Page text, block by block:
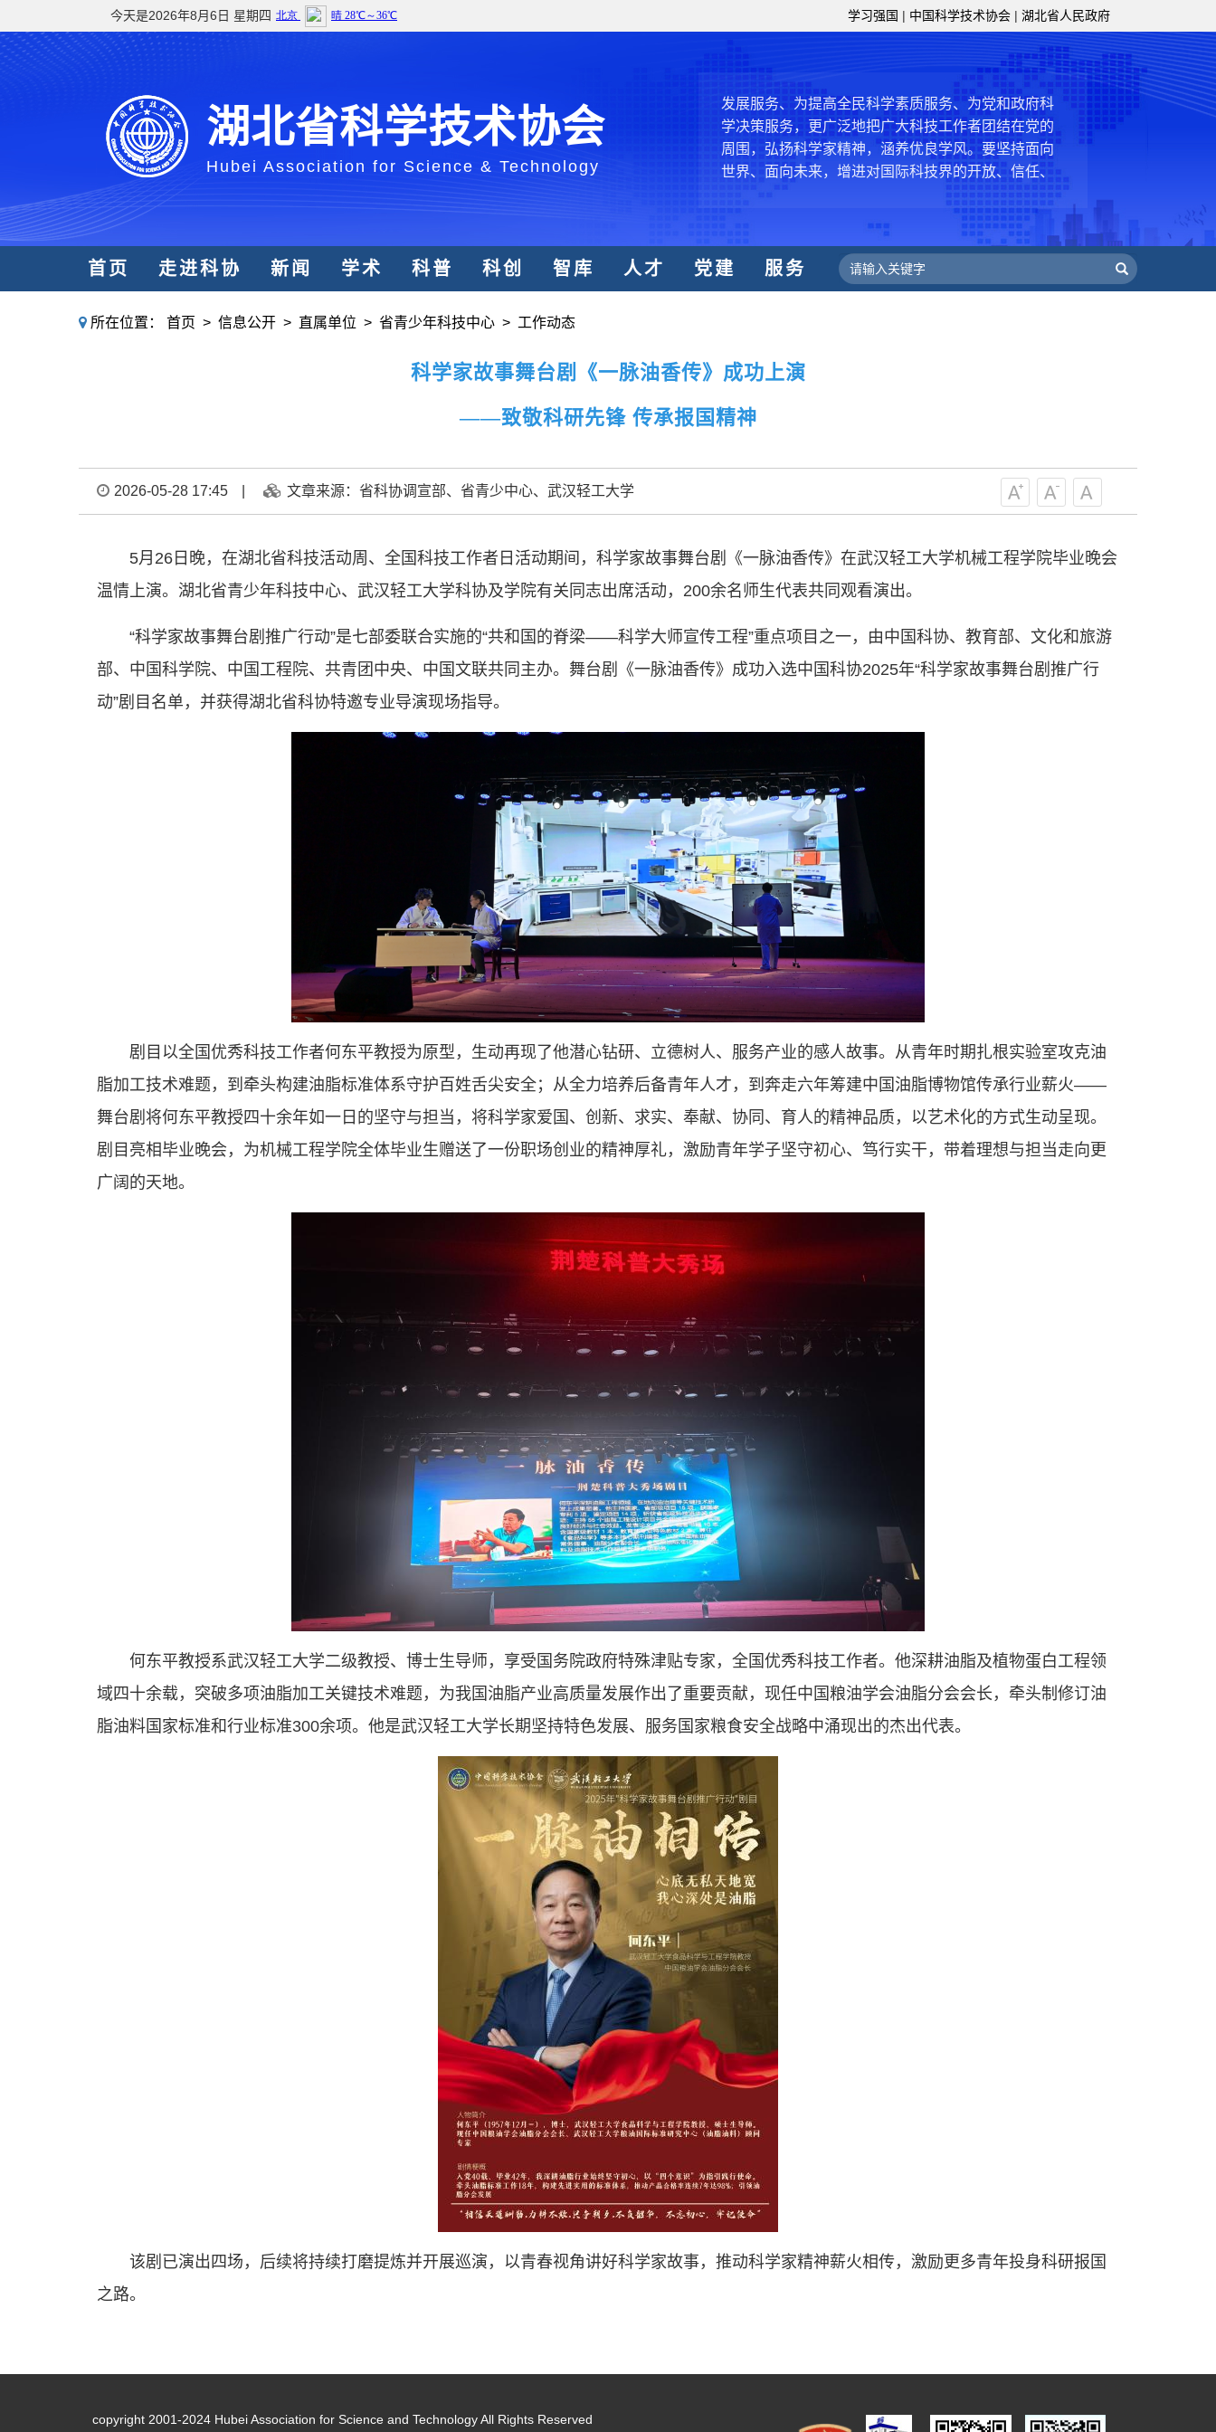
学习强国 | 中国科学技术协会 | 湖北省人民政府
今天是2026年8月6日 星期四
湖北省科学技术协会
Hubei Association for Science & Technology
中国科协要肩负起党和政府联系科技工作者桥梁
和纽带的职责，坚持为科技工作者服务、为创新驱动
发展服务、为提高全民科学素质服务、为党和政府科
学决策服务，更广泛地把广大科技工作者团结在党的
周围，弘扬科学家精神，涵养优良学风。要坚持面向
世界、面向未来，增进对国际科技界的开放、信任、
合作，为全面建设社会主义现代化国家、推动构建人
类命运共同体作出更大贡献。
——习近平 2021.5.28
中国科协各级组织要坚持为科技工作者服务、为
创新驱动发展服务、为提高全民科学素质服务、为党
创新争先行动，促进科技繁荣发展，促进科学普及和
人民团体，成为科技创新的重要力量。
中国科协要肩负起党和政府联系科技工作者桥梁
和纽带的职责，坚持为科技工作者服务、为创新驱动
学决策服务，更广泛地把广大科技工作者团结在党的
周围，弘扬科学家精神，涵养优良学风。要坚持面向
世界、面向未来，增进对国际科技界的开放、信任、
类命运共同体作出更大贡献。 ——习近平 2021.5.28
首页 走进科协 新闻 学术 科普 科创 智库 人才 党建 服务
所在位置： 首页 > 信息公开 > 直属单位 > 省青少年科技中心 > 工作动态
科学家故事舞台剧《一脉油香传》成功上演
——致敬科研先锋 传承报国精神
2026-05-28 17:45 文章来源：省科协调宣部、省青少中心、武汉轻工大学
5月26日晚，在湖北省科技活动周、全国科技工作者日活动期间，科学家故事舞台剧《一脉油香传》在武汉轻工大学机械工程学院毕业晚会
温情上演。湖北省青少年科技中心、武汉轻工大学科协及学院有关同志出席活动，200余名师生代表共同观看演出。
“科学家故事舞台剧推广行动”是七部委联合实施的“共和国的脊梁——科学大师宣传工程”重点项目之一，由中国科协、教育部、文化和旅游
部、中国科学院、中国工程院、共青团中央、中国文联共同主办。舞台剧《一脉油香传》成功入选中国科协2025年“科学家故事舞台剧推广行
动”剧目名单，并获得湖北省科协特邀专业导演现场指导。
剧目以全国优秀科技工作者何东平教授为原型，生动再现了他潜心钻研、立德树人、服务产业的感人故事。从青年时期扎根实验室攻克油
脂加工技术难题，到牵头构建油脂标准体系守护百姓舌尖安全；从全力培养后备青年人才，到奔走六年筹建中国油脂博物馆传承行业薪火——
舞台剧将何东平教授四十余年如一日的坚守与担当，将科学家爱国、创新、求实、奉献、协同、育人的精神品质，以艺术化的方式生动呈现。
剧目亮相毕业晚会，为机械工程学院全体毕业生赠送了一份职场创业的精神厚礼，激励青年学子坚守初心、笃行实干，带着理想与担当走向更
广阔的天地。
何东平教授系武汉轻工大学二级教授、博士生导师，享受国务院政府特殊津贴专家，全国优秀科技工作者。他深耕油脂及植物蛋白工程领
域四十余载，突破多项油脂加工关键技术难题，为我国油脂产业高质量发展作出了重要贡献，现任中国粮油学会油脂分会会长，牵头制修订油
脂油料国家标准和行业标准300余项。他是武汉轻工大学长期坚持特色发展、服务国家粮食安全战略中涌现出的杰出代表。
该剧已演出四场，后续将持续打磨提炼并开展巡演，以青春视角讲好科学家故事，推动科学家精神薪火相传，激励更多青年投身科研报国
之路。
copyright 2001-2024 Hubei Association for Science and Technology All Rights Reserved